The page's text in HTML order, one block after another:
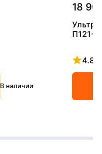
В наличии
18
П121-
4.8